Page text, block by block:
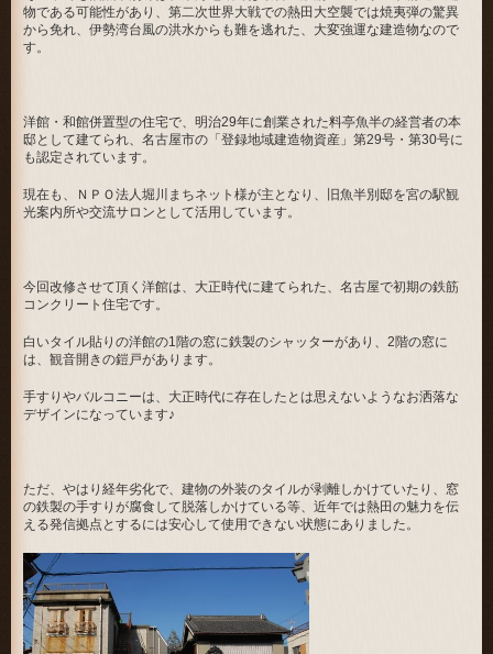
物である可能性があり、第二次世界大戦での熱田大空襲では焼夷弾の驚異
から免れ、伊勢湾台風の洪水からも難を逃れた、大変強運な建造物なので
す。
洋館・和館併置型の住宅で、明治29年に創業された料亭魚半の経営者の本
邸として建てられ、名古屋市の「登録地域建造物資産」第29号・第30号に
も認定されています。
現在も、ＮＰＯ法人堀川まちネット様が主となり、旧魚半別邸を宮の駅観
光案内所や交流サロンとして活用しています。
今回改修させて頂く洋館は、大正時代に建てられた、名古屋で初期の鉄筋
コンクリート住宅です。
白いタイル貼りの洋館の1階の窓に鉄製のシャッターがあり、2階の窓に
は、観音開きの鎧戸があります。
手すりやバルコニーは、大正時代に存在したとは思えないようなお洒落な
デザインになっています♪
ただ、やはり経年劣化で、建物の外装のタイルが剥離しかけていたり、窓
の鉄製の手すりが腐食して脱落しかけている等、近年では熱田の魅力を伝
える発信拠点とするには安心して使用できない状態にありました。